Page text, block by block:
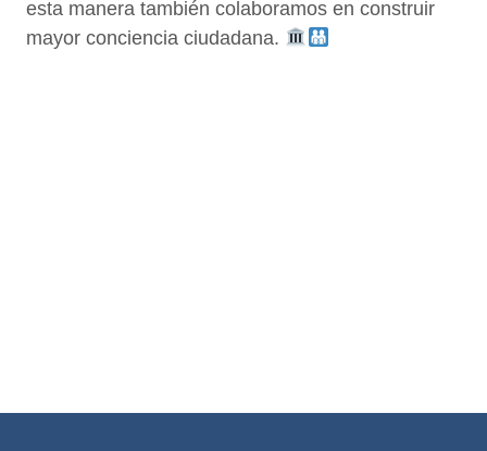
esta manera también colaboramos en construir
mayor conciencia ciudadana.